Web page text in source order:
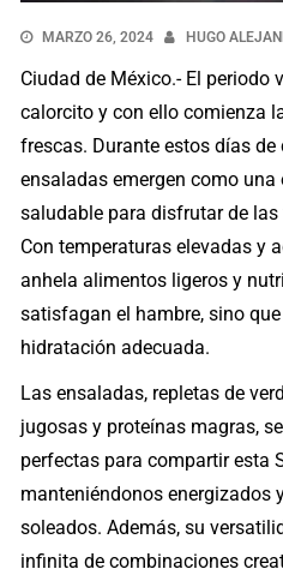
MARZO 26, 2024 HUGO
Ciudad de México.- El periodo
calorcito y con ello comienza
frescas. Durante estos días
ensaladas emergen como
saludable para disfrutar de
Con temperaturas elevadas y
anhela alimentos ligeros y
satisfagan el hambre, sino
hidratación adecuada.
Las ensaladas, repletas de
jugosas y proteínas magras,
perfectas para compartir esta
manteniéndonos energizados
soleados. Además, su
infinita de combinaciones